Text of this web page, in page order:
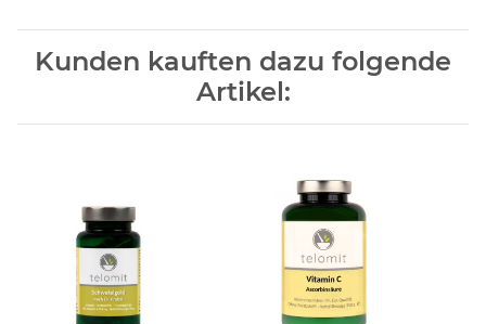
Kunden kauften dazu folgende
Artikel: